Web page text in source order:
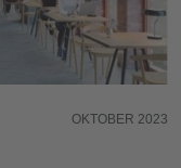
OKTOBER 2023